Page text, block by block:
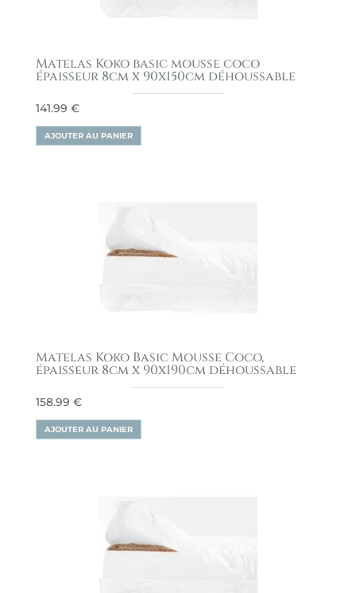
Matelas Koko basic mousse coco
épaisseur 8cm x 90x150cm déhoussable
141.99 €
AJOUTER AU PANIER
Matelas Koko Basic Mousse Coco,
épaisseur 8cm x 90x190cm déhoussable
158.99 €
AJOUTER AU PANIER